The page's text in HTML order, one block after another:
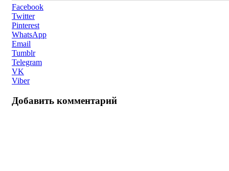
Facebook
Twitter
Pinterest
WhatsApp
Email
Tumblr
Telegram
VK
Viber
Добавить комментарий